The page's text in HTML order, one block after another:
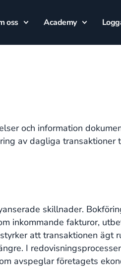
oss Academy
och information
av dagliga
skillnader.
inkommande fakturor,
att transaktionen ägt
I
avspeglar företagets